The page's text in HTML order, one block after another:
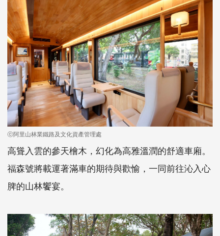
ⓒ阿里山林業鐵路及文化資產管理處
高聳入雲的參天檜木，幻化為高雅溫潤的舒適車廂。
福森號將載運著滿車的期待與歡愉，一同前往沁入心
脾的山林饗宴。